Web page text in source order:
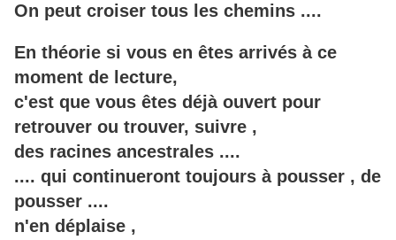
On peut croiser tous les chemins ....
En théorie si vous en êtes arrivés à ce
moment de lecture,
c'est que vous êtes déjà ouvert pour
retrouver ou trouver, suivre ,
des racines ancestrales ....
.... qui continueront toujours à pousser , de
pousser ....
n'en déplaise ,